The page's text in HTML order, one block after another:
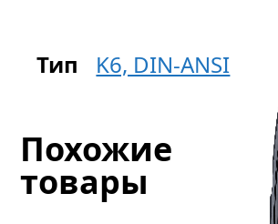
Тип K6, DIN-ANSI
Похожие
товары